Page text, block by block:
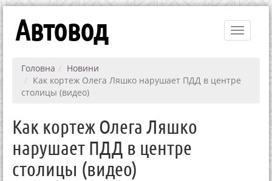
Toggle
Автовод
Головна
Новини
Как кортеж Олега Ляшко нарушает ПДД в центре
столицы (видео)
Как кортеж Олега Ляшко
нарушает ПДД в центре
столицы (видео)